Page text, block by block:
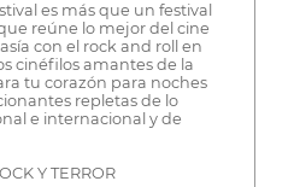
es más que un festival
reúne lo mejor del cine
con el rock and roll en
cinéfilos amantes de la
tu corazón para noches
repletas de lo
e internacional y de
Y TERROR